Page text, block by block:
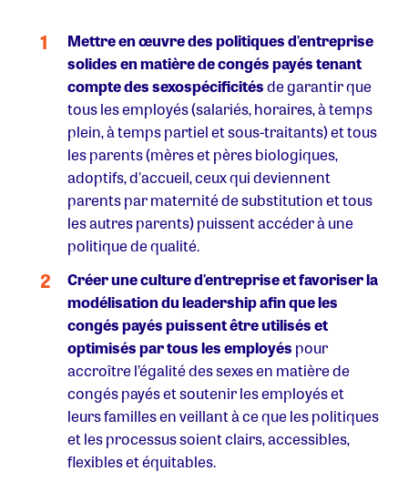
Mettre en œuvre des politiques d'entreprise
solides en matière de congés payés tenant
compte des sexospécificitésde garantir que
tous les employés (salariés, horaires, à temps
plein, à temps partiel et sous-traitants) et tous
les parents (mères et pères biologiques,
adoptifs, d'accueil, ceux qui deviennent
parents par maternité de substitution et tous
les autres parents) puissent accéder à une
politique de qualité.
Créer une culture d'entreprise et favoriser la
modélisation du leadership afin que les
congés payés puissent être utilisés et
optimisés par tous les employés pour
accroître l’égalité des sexes en matière de
congés payés et soutenir les employés et
leurs familles en veillant à ce que les politiques
et les processus soient clairs, accessibles,
flexibles et équitables.